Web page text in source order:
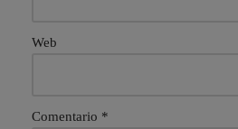
Web
Comentario *